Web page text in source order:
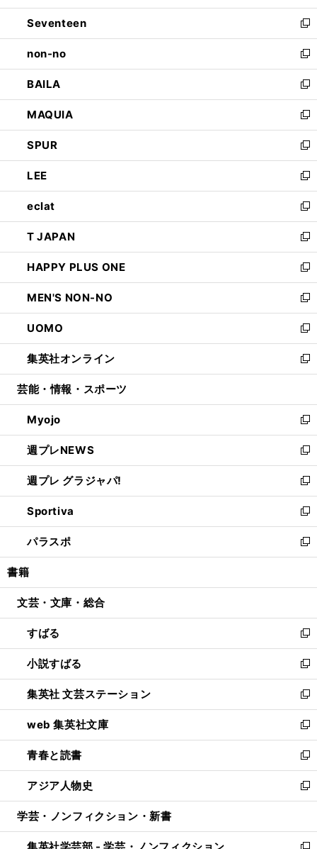
開
く
ウ
で
開
く
ン
ド
ウ
で
開
く
Seventeen
新
し
い
ウ
ィ
ン
ド
ウ
で
開
く
non-no
新
し
い
ウ
ィ
ン
ド
ウ
で
開
く
BAILA
新
し
い
ウ
ィ
ン
ド
ウ
で
開
く
MAQUIA
新
し
い
ウ
ィ
ン
ド
ウ
で
開
く
SPUR
新
し
い
ウ
ィ
ン
ド
ウ
で
開
く
LEE
新
し
い
ウ
ィ
ン
ド
ウ
で
開
く
eclat
新
し
い
ウ
ィ
ン
ド
ウ
で
開
く
T JAPAN
新
し
い
ウ
ィ
ン
ド
ウ
で
開
HAPPY PLUS ONE
新
し
い
ウ
ィ
ン
ド
ウ
開
く
MEN'S NON-NO
新
し
い
ウ
ィ
ン
ウ
で
開
く
UOMO
新
し
い
ウ
ン
ド
ウ
で
開
く
集英社オンライン
新
し
ウ
ィ
ン
ド
ウ
で
開
く
芸能・情報・スポーツ
Myojo
新
し
い
ウ
ィ
ン
ド
ウ
で
開
週プレNEWS
新
し
い
ウ
ィ
ン
ド
ウ
開
週プレ グラジャパ!
新
し
い
ウ
ィ
ン
ウ
開
く
Sportiva
新
し
い
ウ
ン
ウ
で
開
く
パラスポ
新
し
ウ
ン
ド
ウ
で
開
く
書籍
文芸・文庫・総合
すばる
新
し
い
ウ
ィ
ン
ド
ウ
で
開
く
小説すばる
新
し
い
ウ
ィ
ン
ド
ウ
で
開
集英社 文芸ステーション
新
し
い
ウ
ィ
ン
ド
ウ
開
く
web 集英社文庫
新
し
い
ウ
ィ
ン
ウ
青春と読書
新
し
い
ウ
ン
アジア人物史
新
し
ウ
学芸・ノンフィクション・新書